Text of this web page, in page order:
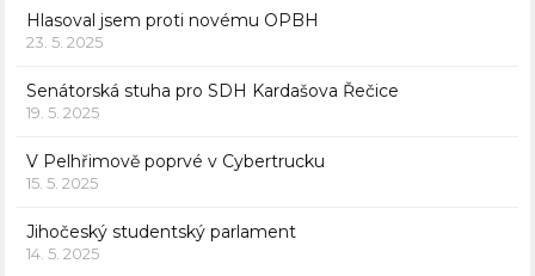
Hlasoval jsem proti novému OPBH
23. 5. 2025
Senátorská stuha pro SDH Kardašova Řečice
19. 5. 2025
V Pelhřimově poprvé v Cybertrucku
15. 5. 2025
Jihočeský studentský parlament
14. 5. 2025